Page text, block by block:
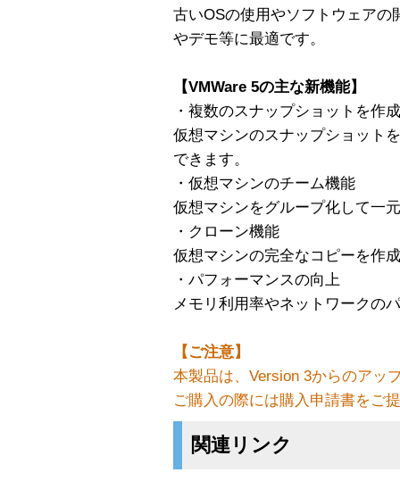
古いOSの使用やソフトウェア
やデモ等に最適です。
【VMWare 5の主な新機能】
・複数のスナップショットを作
仮想マシンのスナップショット
できます。
・仮想マシンのチーム機能
仮想マシンをグループ化して一
・クローン機能
仮想マシンの完全なコピーを作
・パフォーマンスの向上
メモリ利用率やネットワークの
【ご注意】
本製品は、Version 3からのアッ
ご購入の際には購入申請書をご
関連リンク